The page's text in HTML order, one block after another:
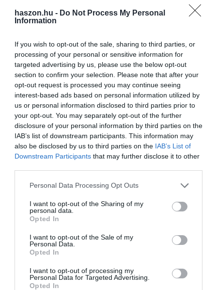
haszon.hu - Do Not Process My Personal
Information
If you wish to opt-out of the sale, sharing to third parties, or
processing of your personal or sensitive information for
targeted advertising by us, please use the below opt-out
section to confirm your selection. Please note that after your
opt-out request is processed you may continue seeing
interest-based ads based on personal information utilized by
us or personal information disclosed to third parties prior to
your opt-out. You may separately opt-out of the further
disclosure of your personal information by third parties on the
IAB’s list of downstream participants. This information may
also be disclosed by us to third parties on the IAB’s List of
Downstream Participants that may further disclose it to other
Please note that this website/app uses one or more Google
not limited to your visit or usage behaviour. You may click to
grant or deny consent to Google and its third-party tags to
use your data for below specified purposes in below Google
consent section.
Personal Data Processing Opt Outs
I want to opt-out of the Sharing of my
personal data.
Opted In
I want to opt-out of the Sale of my
Personal Data.
Opted In
I want to opt-out of processing my
Personal Data for Targeted Advertising.
Opted In
Olvasd el ezt is!
budapest ügyintézés nyilvántartás
átállás földhivatal